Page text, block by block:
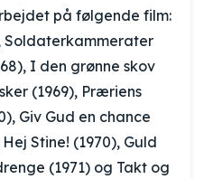
på følgende film:
Soldaterkammerater
I den grønne skov
(1969), Præriens
Giv Gud en chance
Stine! (1970), Guld
(1971) og Takt og